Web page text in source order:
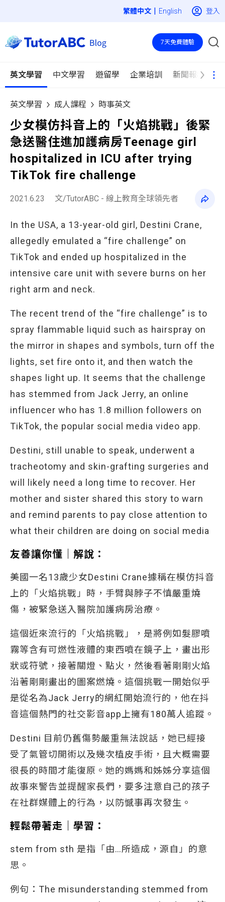
| English 登入
英文學習 中文學習 遊留學 企業培訓 新聞報導
7天免費體驗
英文學習 成人課程 時事英文
少女模仿抖音上的「火焰挑戰」後緊
急送醫住進加護病房Teenage girl
hospitalized in ICU after trying
TikTok fire challenge
2021.6.23 文/TutorABC - 線上教育全球領先者
In the USA, a 13-year-old girl, Destini Crane,
allegedly emulated a “fire challenge” on
TikTok and ended up hospitalized in the
intensive care unit with severe burns on her
right arm and neck.
The recent trend of the “fire challenge” is to
spray flammable liquid such as hairspray on
the mirror in shapes and symbols, turn off the
lights, set fire onto it, and then watch the
shapes light up. It seems that the challenge
has stemmed from Jack Jerry, an online
influencer who has 1.8 million followers on
TikTok, the popular social media video app.
Destini, still unable to speak, underwent a
tracheotomy and skin-grafting surgeries and
will likely need a long time to recover. Her
mother and sister shared this story to warn
and remind parents to pay close attention to
what their children are doing on social media
友善讓你懂｜解說：
美國一名13歲少女Destini Crane據稱在模仿抖音
上的「火焰挑戰」時，手臂與脖子不慎嚴重燒
傷，被緊急送入醫院加護病房治療。
這個近來流行的「火焰挑戰」，是將例如髮膠噴
霧等含有可燃性液體的東西噴在鏡子上，畫出形
狀或符號，接著關燈、點火，然後看著剛剛火焰
沿著剛剛畫出的圖案燃燒。這個挑戰一開始似乎
是從名為Jack Jerry的網紅開始流行的，他在抖
音這個熱門的社交影音app上擁有180萬人追蹤。
Destini 目前仍舊傷勢嚴重無法說話，她已經接
受了氣管切開術以及幾次植皮手術，且大概需要
很長的時間才能復原。她的媽媽和姊姊分享這個
故事來警告並提醒家長們，要多注意自己的孩子
在社群媒體上的行為，以防憾事再次發生。
輕鬆帶著走｜學習：
stem from sth 是指「由…所造成，源自」的意
思。
例句：The misunderstanding stemmed from